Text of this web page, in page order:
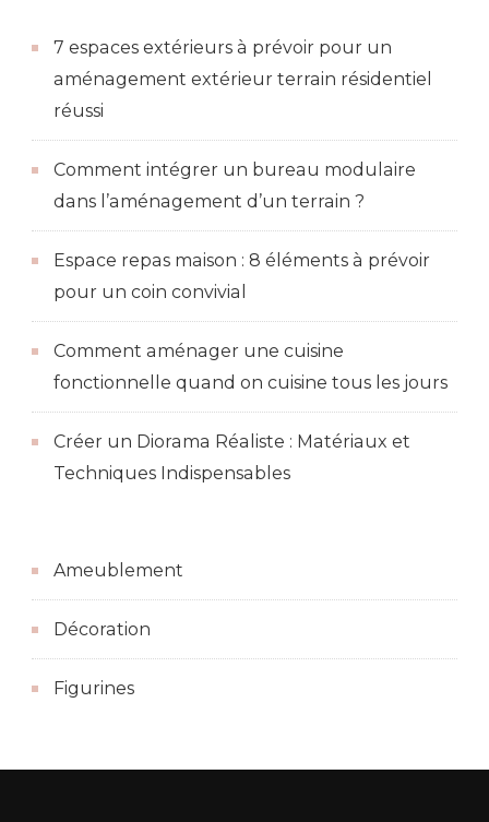
7 espaces extérieurs à prévoir pour un
aménagement extérieur terrain résidentiel
réussi
Comment intégrer un bureau modulaire
dans l’aménagement d’un terrain ?
Espace repas maison : 8 éléments à prévoir
pour un coin convivial
Comment aménager une cuisine
fonctionnelle quand on cuisine tous les jours
Créer un Diorama Réaliste : Matériaux et
Techniques Indispensables
Ameublement
Décoration
Figurines